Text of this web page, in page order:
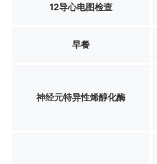
12导心电图检查
早餐
神经元特异性烯醇化酶